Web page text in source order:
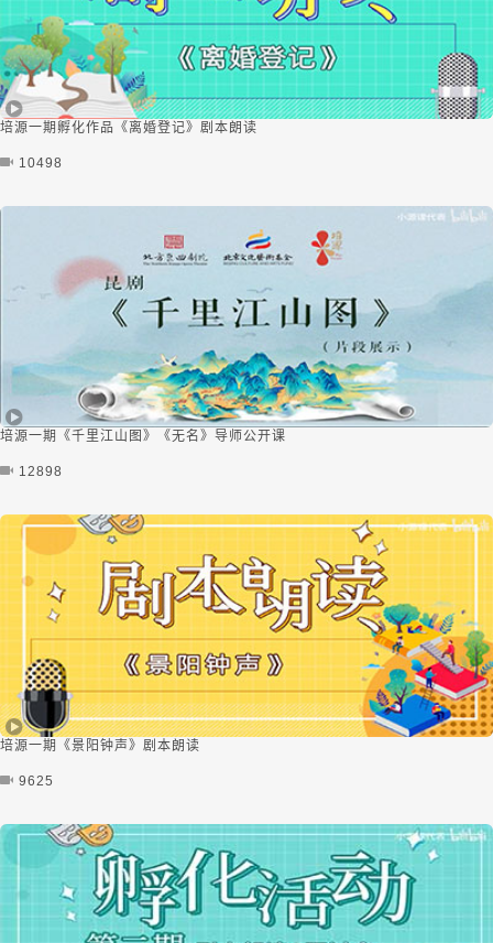
培源一期孵化作品《离婚登记》剧本朗读
10498
培源一期《千里江山图》《无名》导师公开课
12898
培源一期《景阳钟声》剧本朗读
9625